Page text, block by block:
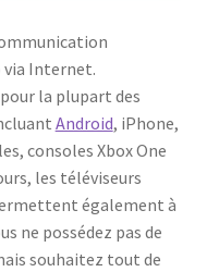
via Internet.
la plupart des
Android, iPhone,
consoles Xbox One
les téléviseurs
également à
ne possédez pas de
souhaitez tout de